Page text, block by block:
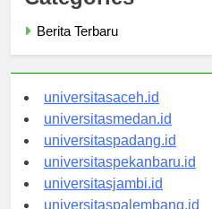
Categories
universitasaceh.id
universitasmedan.id
universitaspadang.id
universitaspekanbaru.id
universitasjambi.id